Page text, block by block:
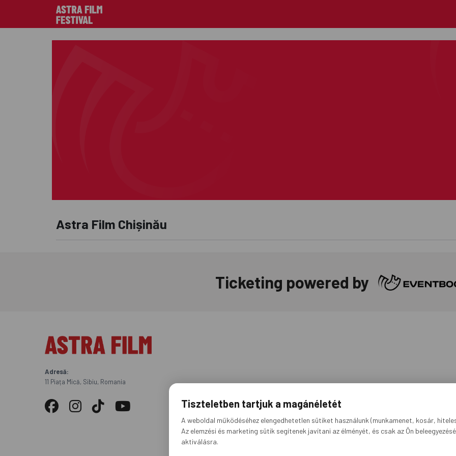
Astra Film Chișinău
Ticketing powered by
Adresă:
11 Piața Mică, Sibiu, Romania
Tiszteletben tartjuk a magánéletét
A weboldal működéséhez elengedhetetlen sütiket használunk (munkamenet, kosár,
Az elemzési és marketing sütik segítenek javítani az élményét, és csak az Ön
aktiválásra.